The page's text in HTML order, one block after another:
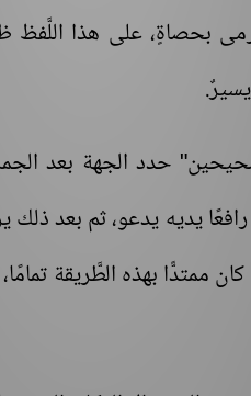
بحصاةٍ، على هذا اللَّفظ
حدد الجهة بعد
يديه يدعو، ثم بعد
ممتدًّا بهذه الطَّريقة